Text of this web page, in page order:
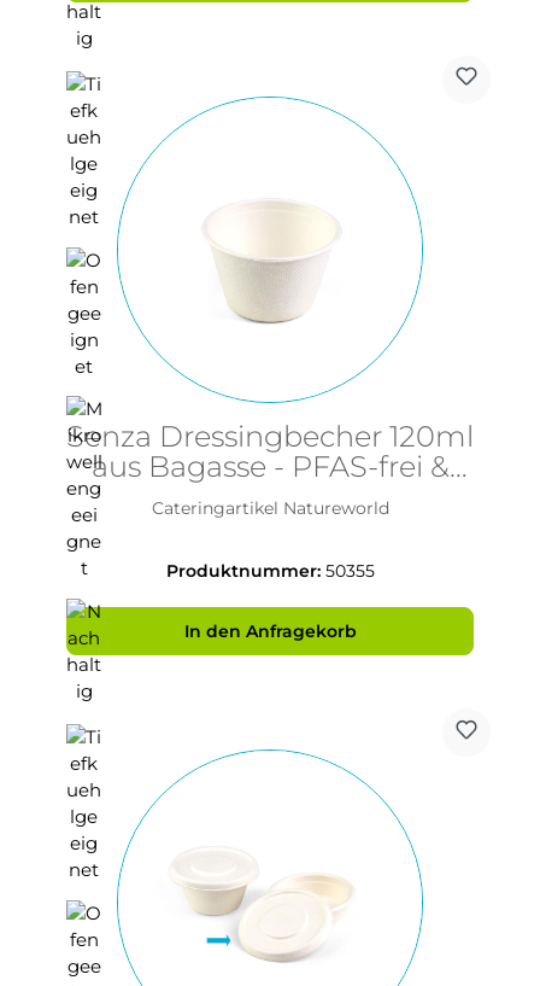
Senza Dressingbecher 120ml
aus Bagasse - PFAS-frei &
nachhaltig
Cateringartikel Natureworld
Produktnummer: 50355
In den Anfragekorb